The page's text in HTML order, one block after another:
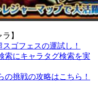
】
スゴフェスの運試し！
索にキャラタグ検索を実
の挑戦の攻略はこちら！